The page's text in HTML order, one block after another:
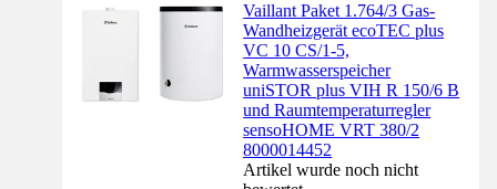
Vaillant Paket 1.764/3 Gas-
Wandheizgerät ecoTEC plus
VC 10 CS/1-5,
Warmwasserspeicher
uniSTOR plus VIH R 150/6 B
und Raumtemperaturregler
sensoHOME VRT 380/2
8000014452
Artikel wurde noch nicht